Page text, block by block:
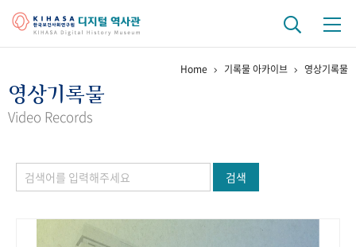
걸어온 길 기관 변천사
정책과 연구 키워드로 보는 연구 역사
연구자들
Home 기록물 아카이브 영상기록물
영상기록물
Video Records
검색